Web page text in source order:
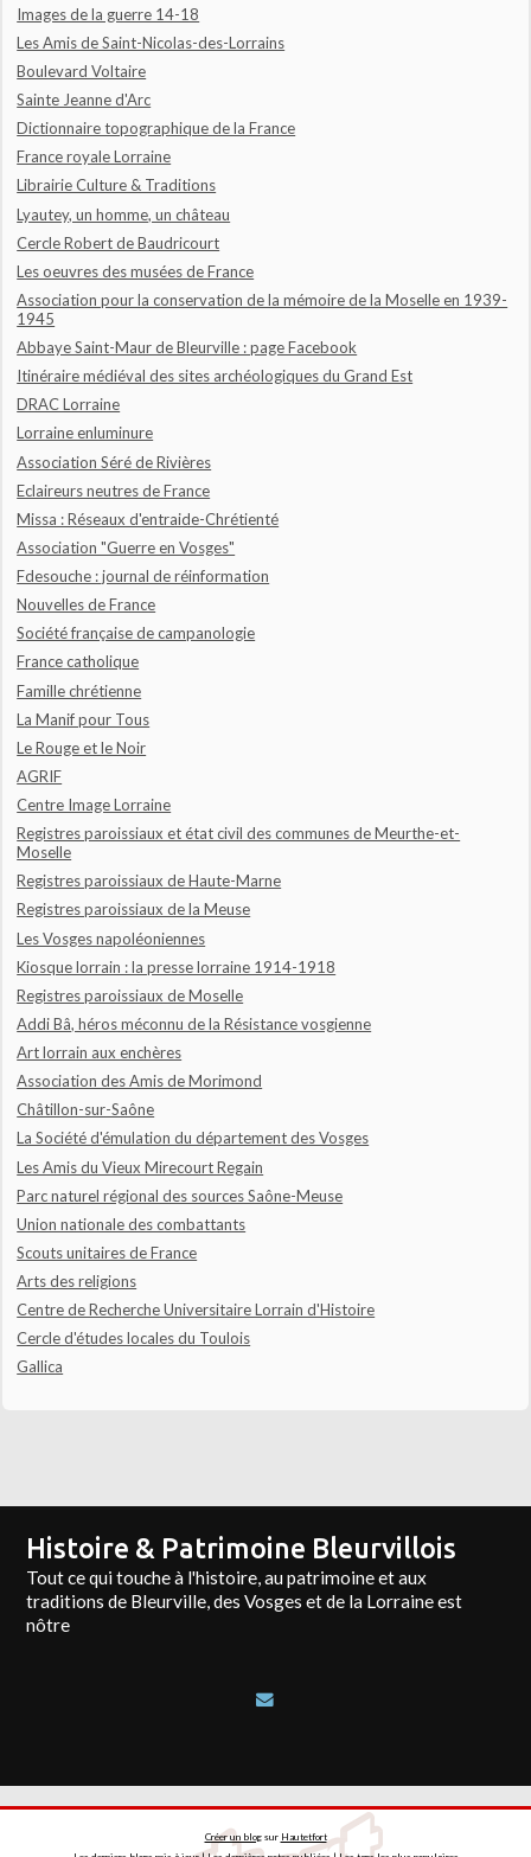
Images de la guerre 14-18
Les Amis de Saint-Nicolas-des-Lorrains
Boulevard Voltaire
Sainte Jeanne d'Arc
Dictionnaire topographique de la France
France royale Lorraine
Librairie Culture & Traditions
Lyautey, un homme, un château
Cercle Robert de Baudricourt
Les oeuvres des musées de France
Association pour la conservation de la mémoire de la Moselle en 1939-
1945
Abbaye Saint-Maur de Bleurville : page Facebook
Itinéraire médiéval des sites archéologiques du Grand Est
DRAC Lorraine
Lorraine enluminure
Association Séré de Rivières
Eclaireurs neutres de France
Missa : Réseaux d'entraide-Chrétienté
Association "Guerre en Vosges"
Fdesouche : journal de réinformation
Nouvelles de France
Société française de campanologie
France catholique
Famille chrétienne
La Manif pour Tous
Le Rouge et le Noir
AGRIF
Centre Image Lorraine
Registres paroissiaux et état civil des communes de Meurthe-et-
Moselle
Registres paroissiaux de Haute-Marne
Registres paroissiaux de la Meuse
Les Vosges napoléoniennes
Kiosque lorrain : la presse lorraine 1914-1918
Registres paroissiaux de Moselle
Addi Bâ, héros méconnu de la Résistance vosgienne
Art lorrain aux enchères
Association des Amis de Morimond
Châtillon-sur-Saône
La Société d'émulation du département des Vosges
Les Amis du Vieux Mirecourt Regain
Parc naturel régional des sources Saône-Meuse
Union nationale des combattants
Scouts unitaires de France
Arts des religions
Centre de Recherche Universitaire Lorrain d'Histoire
Cercle d'études locales du Toulois
Gallica
Histoire & Patrimoine Bleurvillois
Tout ce qui touche à l'histoire, au patrimoine et aux
traditions de Bleurville, des Vosges et de la Lorraine est
nôtre
Créer un blogsur Hautetfort